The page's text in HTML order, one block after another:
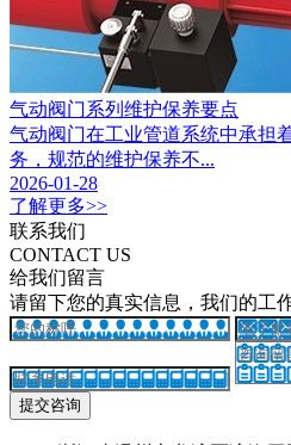
气动阀门系列维护保养要点
气动阀门在工业管道系统中承担
务，规范的维护保养不...
2026-01-28
了解更多>>
联系我们
CONTACT US
给我们留言
请留下您的真实信息，我们的工